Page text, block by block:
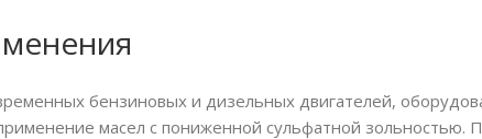
бензиновых и дизельных двигателей,
масел с пониженной сульфатной